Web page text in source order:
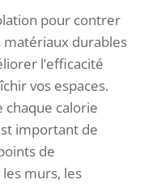
pour contrer
matériaux durables
l’efficacité
vos espaces.
chaque calorie
important de
de
murs, les